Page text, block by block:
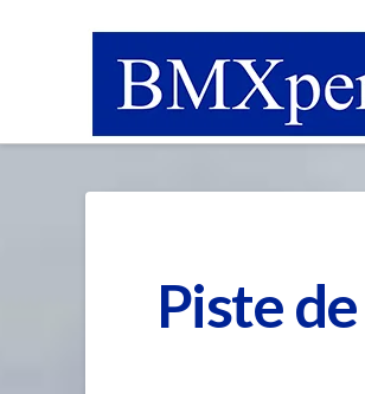
Piste